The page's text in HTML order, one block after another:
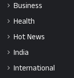
Business
Health
Hot News
India
International